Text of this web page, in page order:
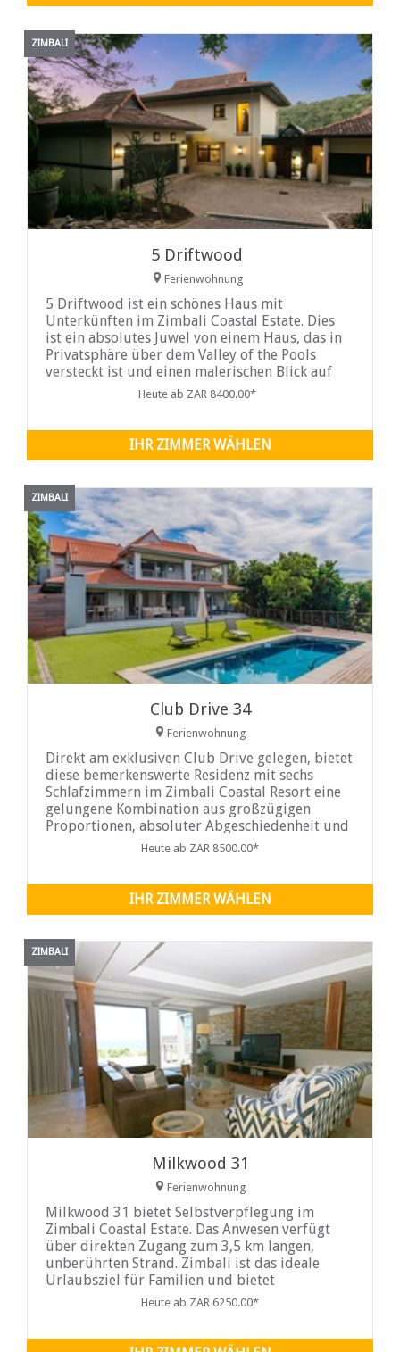
ZIMBALI
5 Driftwood
Ferienwohnung
5 Driftwood ist ein schönes Haus mit
Unterkünften im Zimbali Coastal Estate. Dies
ist ein absolutes Juwel von einem Haus, das in
Privatsphäre über dem Valley of the Pools
versteckt ist und einen malerischen Blick auf
das Meer und die Pools bietet.
Heute ab ZAR 8400.00*
IHR ZIMMER WÄHLEN
ZIMBALI
Club Drive 34
Ferienwohnung
Direkt am exklusiven Club Drive gelegen, bietet
diese bemerkenswerte Residenz mit sechs
Schlafzimmern im Zimbali Coastal Resort eine
gelungene Kombination aus großzügigen
Proportionen, absoluter Abgeschiedenheit und
elegantem Küstenleben. Die Villa beeindruckt
begehrtesten Adressen Zimbalis
Heute ab ZAR 8500.00*
IHR ZIMMER WÄHLEN
ZIMBALI
Milkwood 31
Ferienwohnung
Milkwood 31 bietet Selbstverpflegung im
Zimbali Coastal Estate. Das Anwesen verfügt
über direkten Zugang zum 3,5 km langen,
unberührten Strand. Zimbali ist das ideale
Urlaubsziel für Familien und bietet
Naturpfade, Vogelwelt, einen Golfplatz und
für vier Personen
Heute ab ZAR 6250.00*